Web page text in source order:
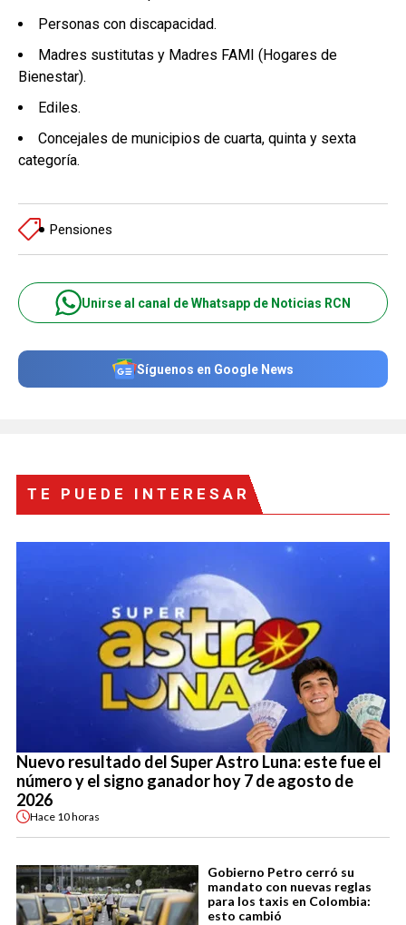
Personas con discapacidad.
Madres sustitutas y Madres FAMI (Hogares de
Bienestar).
Ediles.
Concejales de municipios de cuarta, quinta y sexta
categoría.
Pensiones
Unirse al canal de Whatsapp de Noticias RCN
Síguenos en Google News
TE PUEDE INTERESAR
Nuevo resultado del Super Astro Luna: este fue el
número y el signo ganador hoy 7 de agosto de
2026
Hace 10 horas
Gobierno Petro cerró su
mandato con nuevas reglas
para los taxis en Colombia:
esto cambió